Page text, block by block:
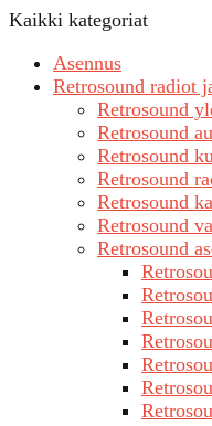
Kaikki kategoriat
Asennus
Retrosound radiot
Retrosound
Retrosound
Retrosound
Retrosound
Retrosound
Retrosound
Retrosound